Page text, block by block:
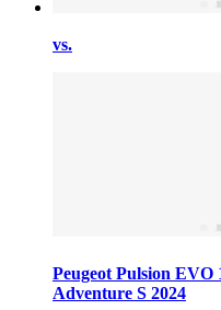
vs.
Peugeot Pulsion EVO
Adventure S 2024